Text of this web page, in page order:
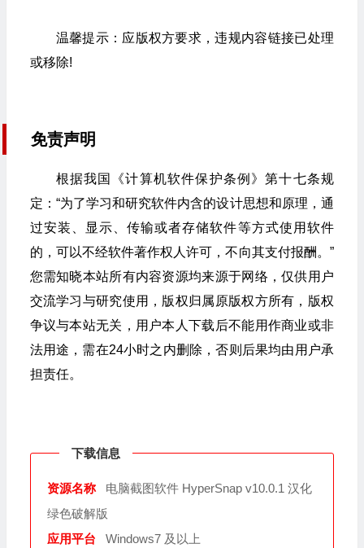
温馨提示：应版权方要求，违规内容链接已处理
或移除!
免责声明
根据我国《计算机软件保护条例》第十七条规
定：“为了学习和研究软件内含的设计思想和原理，通
过安装、显示、传输或者存储软件等方式使用软件
的，可以不经软件著作权人许可，不向其支付报酬。”
您需知晓本站所有内容资源均来源于网络，仅供用户
交流学习与研究使用，版权归属原版权方所有，版权
争议与本站无关，用户本人下载后不能用作商业或非
法用途，需在24小时之内删除，否则后果均由用户承
担责任。
下载信息
资源名称
电脑截图软件 HyperSnap v10.0.1 汉化
绿色破解版
应用平台
Windows7 及以上